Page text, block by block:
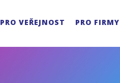
PRO VEŘEJNOST PRO FIRMY